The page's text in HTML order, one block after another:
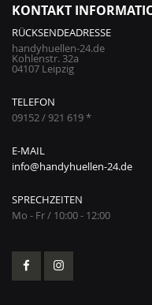
KONTAKT
RÜCKSENDEADRESSE
handyhuellen-24.de
Kohlenstr. 32a
04107 Leipzig
TELEFON
09152 / 921 619 *
E-MAIL
info@handyhuellen-24.de
SPRECHZEITEN
Mo - Fr / 10:00 - 12:00